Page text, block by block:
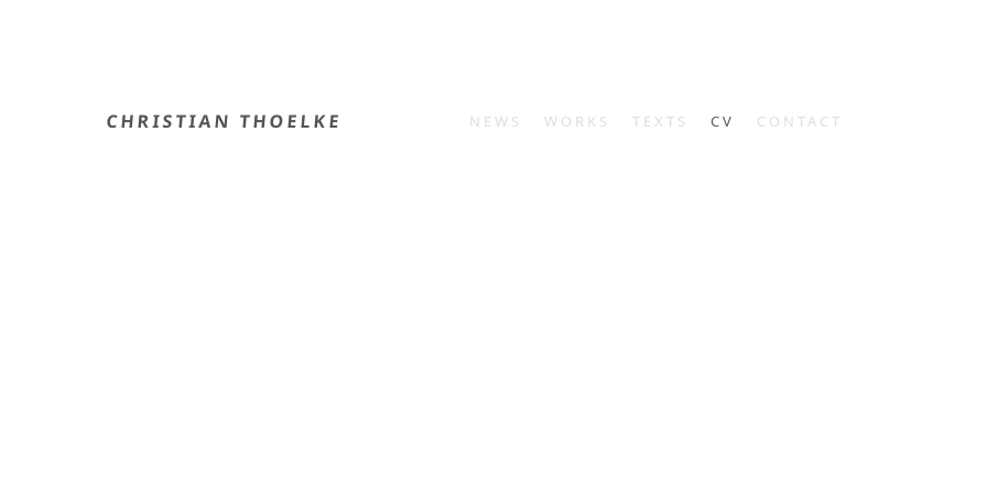
CHRISTIAN THOELKE NEWS WORKS TEXTS CV CONTACT